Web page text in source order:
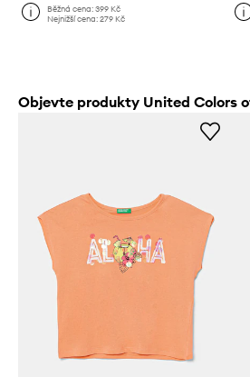
Běžná cena:399 Kč
Nejnižší cena:279 Kč
Objevte produkty United Colors